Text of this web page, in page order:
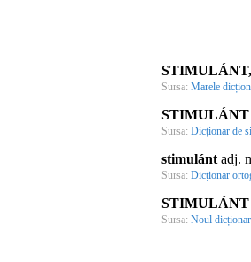
Sursa: Marele
STIMULÁNT
Sursa: Dicționar de
stimulánt adj.
Sursa: Dicționar
STIMULÁNT
Sursa: Noul